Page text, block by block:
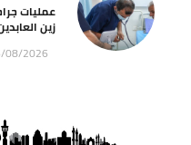
عمليات
زين
08/2026